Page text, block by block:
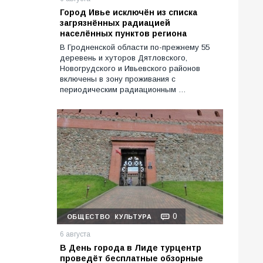
Город Ивье исключён из списка
загрязнённых радиацией
населённых пунктов региона
В Гродненской области по-прежнему 55
деревень и хуторов Дятловского,
Новогрудского и Ивьевского районов
включены в зону проживания с
периодическим радиационным …
ОБЩЕСТВО КУЛЬТУРА 0
6 августа
В День города в Лиде турцентр
проведёт бесплатные обзорные